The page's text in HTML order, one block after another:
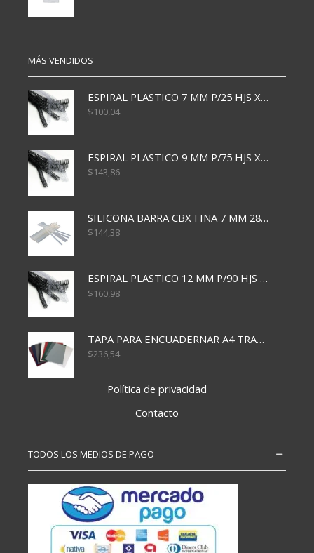
MÁS VENDIDOS
ESPIRAL PLASTICO 7 MM P/25 HJS X50x3000
$100,04
ESPIRAL PLASTICO 9 MM P/75 HJS X50X2400
$143,86
SILICONA BARRA CBX FINA 7 MM 28 CM
$144,38
ESPIRAL PLASTICO 12 MM P/90 HJS X50X1500
$160,98
TAPA PARA ENCUADERNAR A4 TRANSP x50x500
$236,54
Política de privacidad
Contacto
TODOS LOS MEDIOS DE PAGO